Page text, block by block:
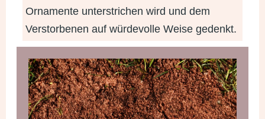
Ornamente unterstrichen wird und dem
Verstorbenen auf würdevolle Weise gedenkt.